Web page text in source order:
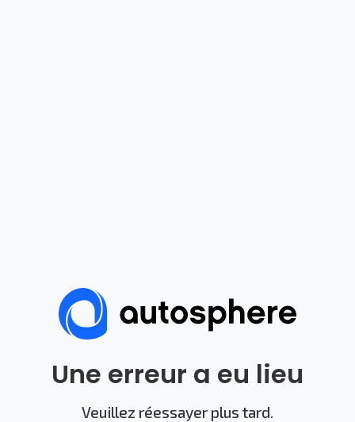
Une erreur a eu lieu
Veuillez réessayer plus tard.